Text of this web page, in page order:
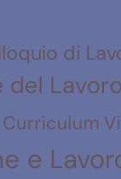
di
del Lavoro
Curriculum
e